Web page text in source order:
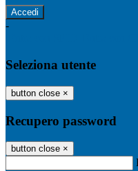
-
Seleziona utente
button close ×
Recupero password
button close ×